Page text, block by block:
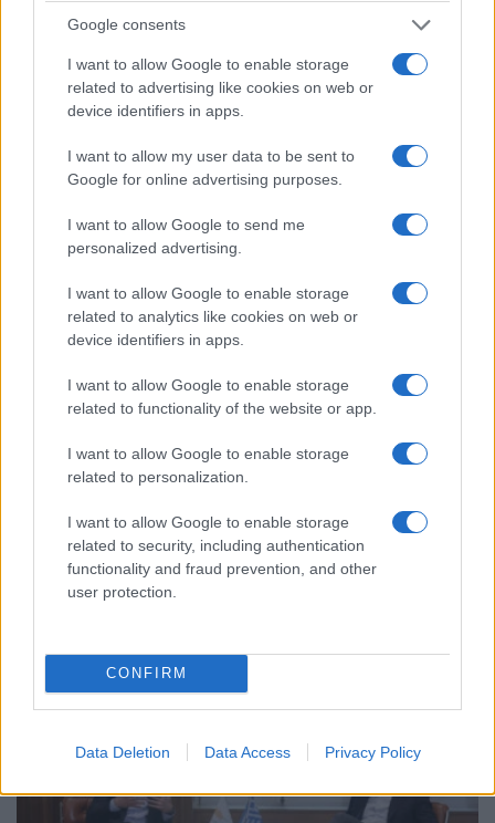
Google consents
I want to allow Google to enable storage
related to advertising like cookies on web or
device identifiers in apps.
I want to allow my user data to be sent to
Google for online advertising purposes.
I want to allow Google to send me
personalized advertising.
I want to allow Google to enable storage
related to analytics like cookies on web or
device identifiers in apps.
I want to allow Google to enable storage
related to functionality of the website or app.
I want to allow Google to enable storage
related to personalization.
I want to allow Google to enable storage
related to security, including authentication
functionality and fraud prevention, and other
user protection.
CONFIRM
Data Deletion Data Access Privacy Policy
ΠΟΛΙΤΙΚΗ
Συνταγματική αναθεώρηση: 33 διατάξεις
εγκρίθηκαν για να προχωρήσει η διαδικασία – Οι
συσχετισμοί της επόμενης Βουλής θα κρίνουν τις
τελικές αλλαγές
27/07/2026 - 11:14μμ
ΠΟΛΙΤΙΚΗ
Συνταγματική αναθεώρηση: Σήμερα η πρώτη
ψηφοφορία – Οι αλλαγές που προτείνει η ΝΔ